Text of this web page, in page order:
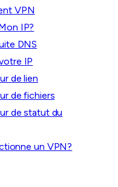
VPN
IP?
DNS
IP
de lien
de fichiers
de statut du
un VPN?